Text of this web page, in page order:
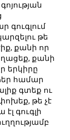
գուգլում
թե
քանի որ
քանի
երկիրը
համար
գտեք ու
թե չէ
գուգլի